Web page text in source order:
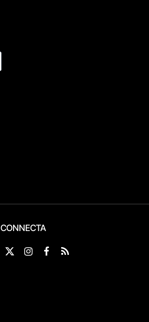
CONNECTA
X
Instagram
Facebook
RSS